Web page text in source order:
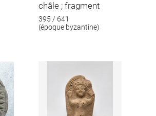
châle ; fragment
395 / 641
(époque byzantine)